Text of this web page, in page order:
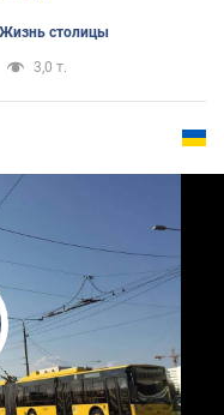
Жизнь столицы
3,0 т.
Video